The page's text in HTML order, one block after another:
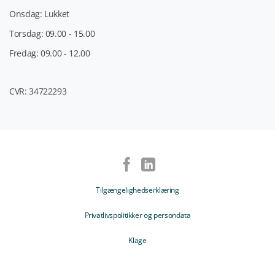
Onsdag: Lukket
Torsdag: 09.00 - 15.00
Fredag: 09.00 - 12.00
CVR: 34722293
Tilgængelighedserklæring
Privatlivspolitikker og persondata
Klage